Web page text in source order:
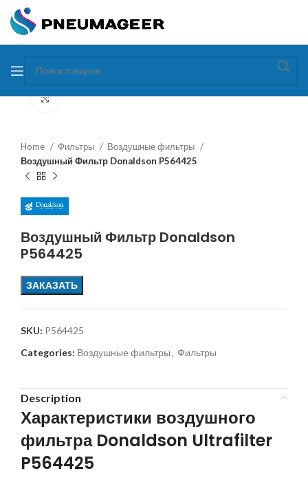
Увеличить
Home Фильтры
Воздушные фильтры
Воздушный Фильтр Donaldson P564425
Воздушный Фильтр Donaldson
P564425
ЗАКАЗАТЬ
SKU: P564425
Categories: Воздушные фильтры, Фильтры
Description
Характеристики воздушного
фильтра Donaldson Ultrafilter
P564425